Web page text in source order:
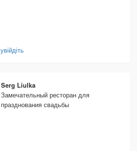
увійдіть
Serg Liulka
Замечательный ресторан для
празднования свадьбы